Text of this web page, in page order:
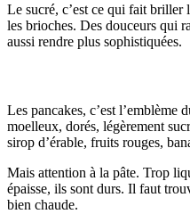
Le sucré, c’est ce qui fait briller
les brioches. Des douceurs qui
aussi rendre plus sophistiquées.
Les pancakes, c’est l’emblème
moelleux, dorés, légèrement
sirop d’érable, fruits rouges,
Mais attention à la pâte. Trop
épaisse, ils sont durs. Il faut
bien chaude.